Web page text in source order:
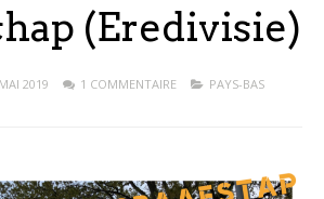
(Eredivisie)
2019 1 COMMENTAIRE PAYS-BAS